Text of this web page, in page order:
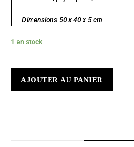
Dimensions 50 x 40 x 5 cm
1 en stock
AJOUTER AU PANIER